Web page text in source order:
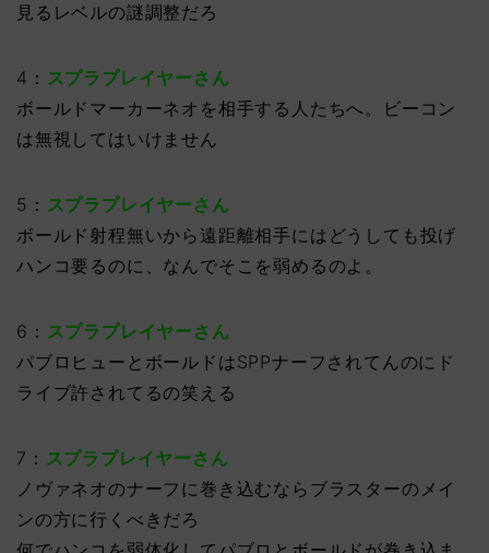
見るレベルの謎調整だろ
4： スプラプレイヤーさん
ボールドマーカーネオを相手する人たちへ。ビーコン
は無視してはいけません
5： スプラプレイヤーさん
ボールド射程無いから遠距離相手にはどうしても投げ
ハンコ要るのに、なんでそこを弱めるのよ。
6： スプラプレイヤーさん
パブロヒューとボールドはSPPナーフされてんのにド
ライブ許されてるの笑える
7： スプラプレイヤーさん
ノヴァネオのナーフに巻き込むならブラスターのメイ
ンの方に行くべきだろ